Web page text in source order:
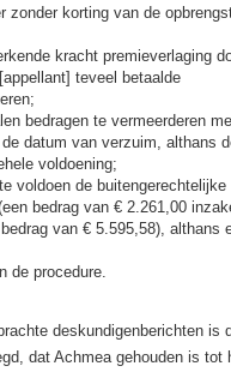
zonder korting van de
kracht premieverlaging
teveel betaalde
bedragen te vermeerderen
datum van verzuim, althans
voldoening;
voldoen de
bedrag van € 2.261,00
van € 5.595,58), althans
de procedure.
deskundigenberichten is
dat Achmea gehouden is tot